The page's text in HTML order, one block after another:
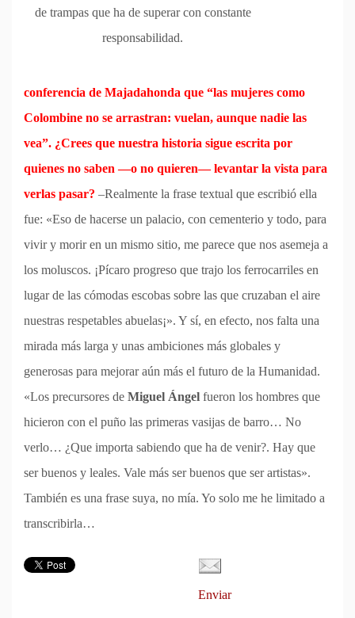
de trampas que ha de superar con constante
responsabilidad.
conferencia de Majadahonda que “las mujeres como
Colombine no se arrastran: vuelan, aunque nadie las
vea”. ¿Crees que nuestra historia sigue escrita por
quienes no saben —o no quieren— levantar la vista para
verlas pasar? –Realmente la frase textual que escribió ella
fue: «Eso de hacerse un palacio, con cementerio y todo, para
vivir y morir en un mismo sitio, me parece que nos asemeja a
los moluscos. ¡Pícaro progreso que trajo los ferrocarriles en
lugar de las cómodas escobas sobre las que cruzaban el aire
nuestras respetables abuelas¡». Y sí, en efecto, nos falta una
mirada más larga y unas ambiciones más globales y
generosas para mejorar aún más el futuro de la Humanidad.
«Los precursores de Miguel Ángel fueron los hombres que
hicieron con el puño las primeras vasijas de barro… No
verlo… ¿Que importa sabiendo que ha de venir?. Hay que
ser buenos y leales. Vale más ser buenos que ser artistas».
También es una frase suya, no mía. Yo solo me he limitado a
transcribirla…
Enviar